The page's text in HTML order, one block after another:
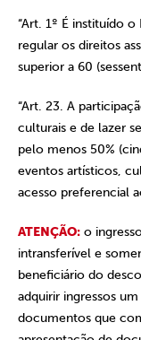
“Art. 1º É instituído
regular os direitos
superior a 60
“Art. 23. A
culturais e de lazer
pelo menos 50%
eventos artísticos,
acesso preferencial
ATENÇÃO: o
intransferível e
beneficiário do
adquirir ingressos
documentos que